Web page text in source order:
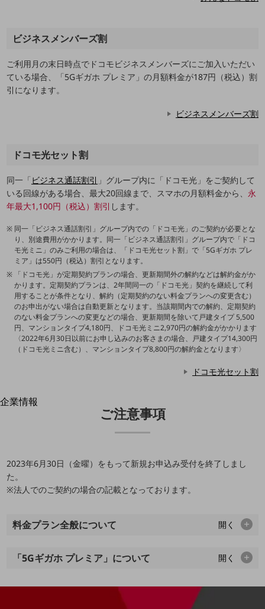
その他のお悩みはこちら
業界から見つけるTOP
製造業
建設業
地域産業
その他の業界はこちら
ゲーム感覚で見つける
NTTドコモビジネス
オンラインショップ
相談・申し込みができるバーチャルショップ
法人向けモバイルトップ
はじめての方へ
サービス・商品を探す
新規会員登録/ログインはこちら
100回線以上のお問い合わせ・お見積りはこちら
別ウィンドウで開きます
企業情報
組織
沿革
事業拠点
ビジネスメンバーズ割
ご利用月の末日時点でドコモビジネスメンバーズにご加入いただい
ている場合、「5Gギガホ プレミア」の月額料金が187円（税込）割
引になります。
ビジネスメンバーズ割
ドコモ光セット割
同一「ビジネス通話割引 」グループ内に「ドコモ光」をご契約して
いる回線がある場合、最大20回線まで、スマホの月額料金から、 永
年最大1,100円（税込）割引 します。
同一「ビジネス通話割引」グループ内での「ドコモ光」のご契約が必要とな
り、別途費用がかかります。同一「ビジネス通話割引」グループ内で「ドコ
モ光ミニ」のみご利用の場合は、「ドコモ光セット割」で「5Gギガホ プレ
ミア」は550円（税込）割引となります。
「ドコモ光」が定期契約プランの場合、更新期間外の解約などは解約金がか
かります。定期契約プランは、2年間同一の「ドコモ光」契約を継続して利
用することが条件となり、解約（定期契約のない料金プランへの変更含む）
のお申出がない場合は自動更新となります。当該期間内での解約、定期契約
のない料金プランへの変更などの場合、更新期間を除いて戸建タイプ 5,500
円、マンションタイプ4,180円、ドコモ光ミニ2,970円の解約金がかかります
〈2022年6月30日以前にお申し込みのお客さまの場合、戸建タイプ14,300円
（ドコモ光ミニ含む）、マンションタイプ8,800円の解約金となります〉
ドコモ光セット割
ご注意事項
2023年6月30日（金曜）をもって新規お申込み受付を終了しまし
た。
※法人でのご契約の場合の記載となっております。
料金プラン全般について 開く
「5Gギガホ プレミア」について 開く